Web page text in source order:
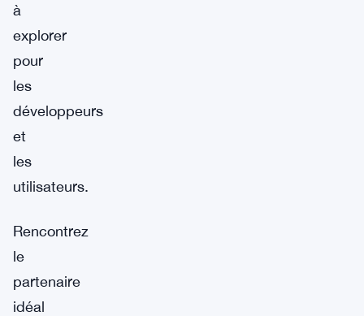
à
explorer
pour
les
développeurs
et
les
utilisateurs.
Rencontrez
le
partenaire
idéal